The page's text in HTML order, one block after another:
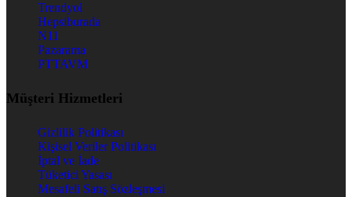
Trendyol
Hepsiburada
N11
Pazarama
PTTAVM
Müşteri Hizmetleri
Gizlilik Politikası
Kişisel Veriler Politikası
İptal ve İade
Tüketici Yasası
Mesafeli Satış Sözleşmesi